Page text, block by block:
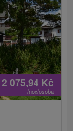
2 075,94 Kč
/noc/osoba